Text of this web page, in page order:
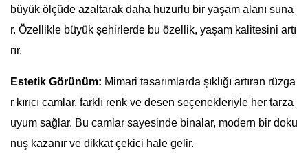
büyük ölçüde azaltarak daha huzurlu bir yaşam alanı suna
r. Özellikle büyük şehirlerde bu özellik, yaşam kalitesini artı
rır.
Estetik Görünüm: Mimari tasarımlarda şıklığı artıran rüzga
r kırıcı camlar, farklı renk ve desen seçenekleriyle her tarza
uyum sağlar. Bu camlar sayesinde binalar, modern bir doku
nuş kazanır ve dikkat çekici hale gelir.